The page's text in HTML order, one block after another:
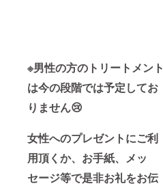
※男性の方のトリートメント
は今の段階では予定してお
りません😢
女性へのプレゼントにご利
用頂くか、お手紙、メッ
セージ等で是非お礼をお伝